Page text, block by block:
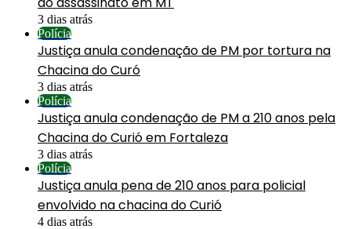
3 dias atrás
Polícia
Justiça anula condenação de PM por tortura na
Chacina do Curó
3 dias atrás
Polícia
Justiça anula condenação de PM a 210 anos pela
Chacina do Curió em Fortaleza
3 dias atrás
Polícia
Justiça anula pena de 210 anos para policial
envolvido na chacina do Curió
4 dias atrás